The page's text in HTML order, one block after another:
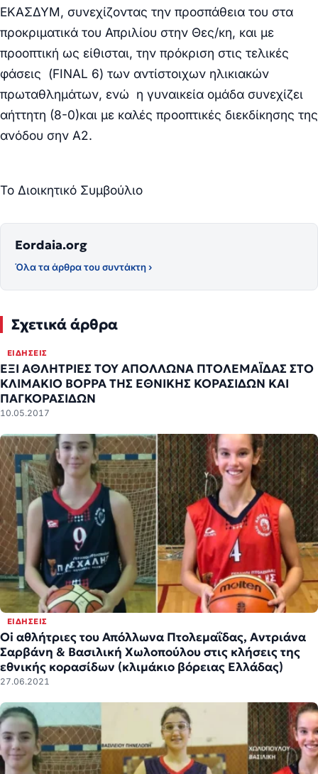
ΕΚΑΣΔΥΜ, συνεχίζοντας την προσπάθεια του στα
προκριματικά του Απριλίου στην Θες/κη, και με
προοπτική ως είθισται, την πρόκριση στις τελικές
φάσεις (FINAL 6) των αντίστοιχων ηλικιακών
πρωταθλημάτων, ενώ η γυναικεία ομάδα συνεχίζει
αήττητη (8-0)και με καλές προοπτικές διεκδίκησης της
ανόδου σην Α2.
Το Διοικητικό Συμβούλιο
Eordaia.org
Όλα τα άρθρα του συντάκτη ›
Σχετικά άρθρα
ΕΙΔΉΣΕΙΣ
ΕΞΙ ΑΘΛΗΤΡΙΕΣ ΤΟΥ ΑΠΟΛΛΩΝΑ ΠΤΟΛΕΜΑΪΔΑΣ ΣΤΟ
ΚΛΙΜΑΚΙΟ ΒΟΡΡΑ ΤΗΣ ΕΘΝΙΚΗΣ ΚΟΡΑΣΙΔΩΝ ΚΑΙ
ΠΑΓΚΟΡΑΣΙΔΩΝ
10.05.2017
ΕΙΔΉΣΕΙΣ
Oi αθλήτριες του Απόλλωνα Πτολεμαΐδας, Αντριάνα
Σαρβάνη & Βασιλική Χωλοπούλου στις κλήσεις της
εθνικής κορασίδων (κλιμάκιο βόρειας Ελλάδας)
27.06.2021